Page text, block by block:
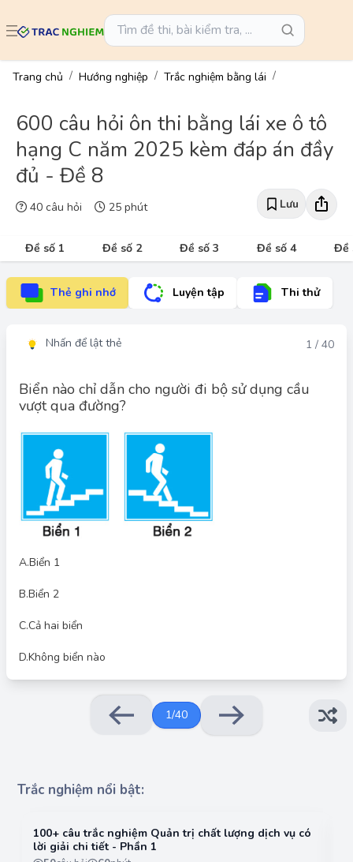
Trang chủ Hướng nghiệp Trắc nghiệm bằng lái
600 câu hỏi ôn thi bằng lái xe ô tô
hạng C năm 2025 kèm đáp án đầy
đủ - Đề 8
40 câu hỏi 25 phút Lưu
Đề số 1 Đề số 2 Đề số 3 Đề số 4 Đề
Thẻ ghi nhớ Luyện tập Thi thử
Nhấn để lật thẻ 1 / 40
Biển nào chỉ dẫn cho người đi bộ sử dụng cầu
vượt qua đường?
A.Biển 1
B.Biển 2
C.Cả hai biển
D.Không biển nào
Theo Quy chuẩn kỹ thuật quốc gia về báo hiệu đường bộ
QCVN 41:2019, biển báo "cầu vượt qua đường cho người đi bộ"
được ký hiệu là I.424, để chỉ dẫn cho người đi bộ sử dụng cầu
Việc đặt biển số I.424 giúp người đi bộ dễ dàng nhận biết cầu
vượt qua đường để sử dụng, từ đó đảm bảo an toàn giao thông
cho cả người đi bộ và những người tham gia giao thông khác
Đặc điểm nhận diện: có dạng hình vuông, nền màu xanh với
1/40
Trắc nghiệm nổi bật:
100+ câu trắc nghiệm Quản trị chất lượng dịch vụ có
lời giải chi tiết - Phần 1